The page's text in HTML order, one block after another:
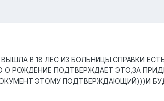
В 18 ЛЕС ИЗ БОЛЬНИЦЫ.СПРАВКИ
О РОЖДЕНИЕ ПОДТВЕРЖДАЕТ ЭТО,ЗА
ЭТОМУ ПОДТВЕРЖДАЮЩИЙ)))И